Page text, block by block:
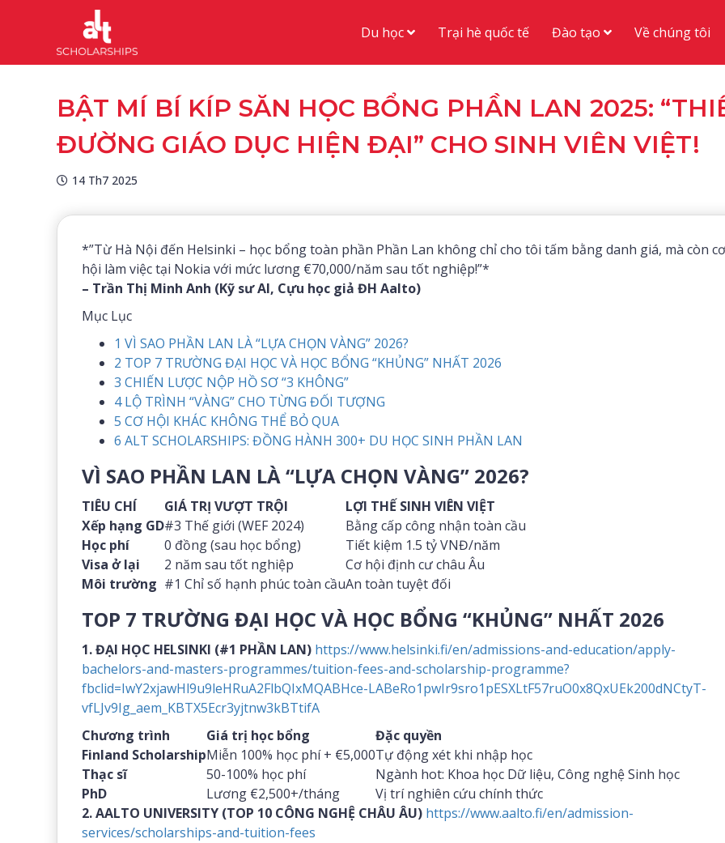
Du học Trại hè quốc tế Đào tạo Về chúng tôi
BẬT MÍ BÍ KÍP SĂN HỌC BỔNG PHẦN LAN 2025:
ĐƯỜNG GIÁO DỤC HIỆN ĐẠI” CHO SINH VIÊN VIỆT!
14 Th7 2025
*”Từ Hà Nội đến Helsinki – học bổng toàn phần Phần Lan không chỉ cho tôi tấm bằng danh giá, mà còn cơ
hội làm việc tại Nokia với mức lương €70,000/năm sau tốt nghiệp!”*
– Trần Thị Minh Anh (Kỹ sư AI, Cựu học giả ĐH Aalto)
Mục Lục
1 VÌ SAO PHẦN LAN LÀ “LỰA CHỌN VÀNG” 2026?
2 TOP 7 TRƯỜNG ĐẠI HỌC VÀ HỌC BỔNG “KHỦNG” NHẤT 2026
3 CHIẾN LƯỢC NỘP HỒ SƠ “3 KHÔNG”
4LỘ TRÌNH “VÀNG” CHO TỪNG ĐỐI TƯỢNG
5 CƠ HỘI KHÁC KHÔNG THỂ BỎ QUA
6 ALT SCHOLARSHIPS: ĐỒNG HÀNH 300+ DU HỌC SINH PHẦN LAN
VÌ SAO PHẦN LAN LÀ “LỰA CHỌN VÀNG” 2026?
TIÊU CHÍ GIÁ TRỊ VƯỢT TRỘI
LỢI THẾ SINH VIÊN VIỆT
Xếp hạng GD#3 Thế giới (WEF 2024)
Bằng cấp công nhận toàn cầu
Học phí
0 đồng (sau học bổng)
Tiết kiệm 1.5 tỷ VNĐ/năm
Visa ở lại
2 năm sau tốt nghiệp
Cơ hội định cư châu Âu
Môi trường #1 Chỉ số hạnh phúc toàn cầuAn toàn tuyệt đối
TOP 7 TRƯỜNG ĐẠI HỌC VÀ HỌC BỔNG “KHỦNG” NHẤT 2026
1. ĐẠI HỌC HELSINKI (#1 PHẦN LAN) https://www.helsinki.fi/en/admissions-and-education/apply-
bachelors-and-masters-programmes/tuition-fees-and-scholarship-programme?
fbclid=IwY2xjawHl9u9leHRuA2FlbQIxMQABHce-LABeRo1pwIr9sro1pESXLtF57ruO0x8QxUEk200dNCtyT-
vfLJv9Ig_aem_KBTX5Ecr3yjtnw3kBTtifA
Chương trình
Giá trị học bổng
Đặc quyền
Finland ScholarshipMiễn 100% học phí + €5,000Tự động xét khi nhập học
Thạc sĩ
50-100% học phí
Ngành hot: Khoa học Dữ liệu, Công nghệ Sinh học
PhD
Lương €2,500+/tháng
Vị trí nghiên cứu chính thức
2. AALTO UNIVERSITY (TOP 10 CÔNG NGHỆ CHÂU ÂU) https://www.aalto.fi/en/admission-
services/scholarships-and-tuition-fees